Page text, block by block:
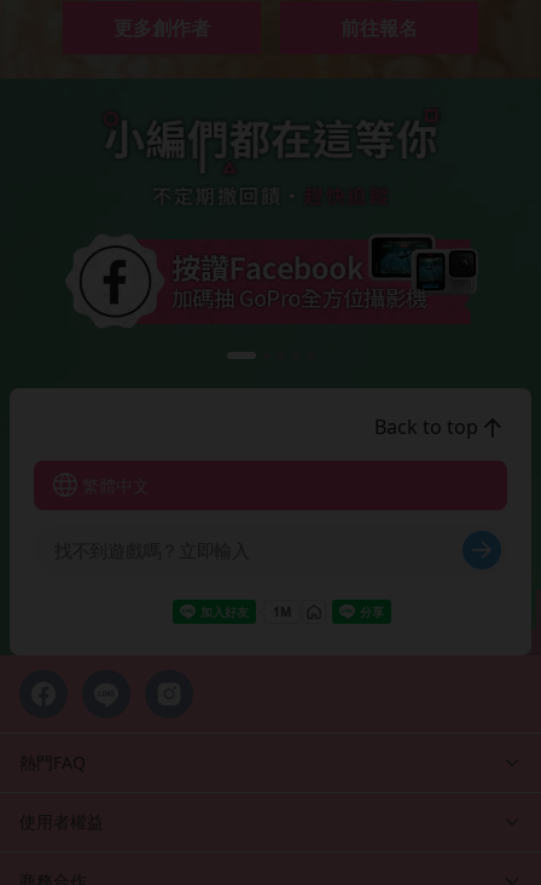
更多創作者 前往報名
Back to top
熱門FAQ
使用者權益
商務合作